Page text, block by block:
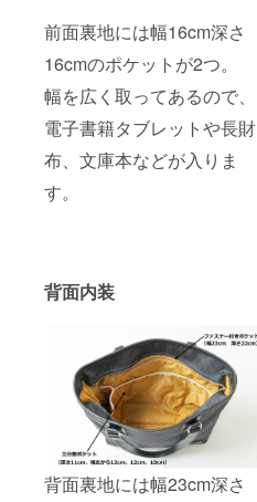
前面裏地には幅16cm深さ
16cmのポケットが2つ。
幅を広く取ってあるので、
電子書籍タブレットや長財
布、文庫本などが入りま
す。
背面内装
背面裏地には幅23cm深さ